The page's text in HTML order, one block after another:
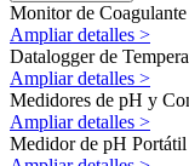
Monitor de
Ampliar detalles >
Datalogger de
Ampliar detalles >
Medidores de pH y
Ampliar detalles >
Medidor de pH